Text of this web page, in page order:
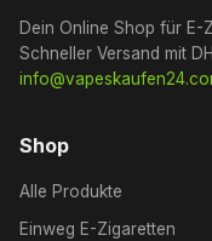
Dein Online Shop für E-
Schneller Versand mit
Shop
Alle Produkte
Einweg E-Zigaretten